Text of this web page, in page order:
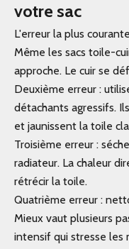
votre sac
L'erreur la plus
Même les sacs toile-
approche. Le cuir se
Deuxième erreur :
détachants agressifs.
et jaunissent la toile
Troisième erreur :
radiateur. La chaleur
rétrécir la toile.
Quatrième erreur :
Mieux vaut plusieurs
intensif qui stresse les